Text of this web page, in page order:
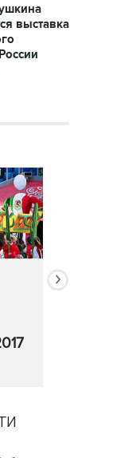
выставка
02 июля 2017